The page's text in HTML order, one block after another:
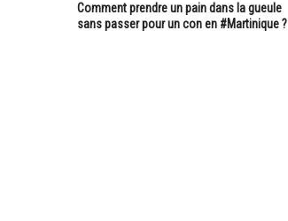
Comment prendre un pain dans la gueule
sans passer pour un con en #Martinique ?